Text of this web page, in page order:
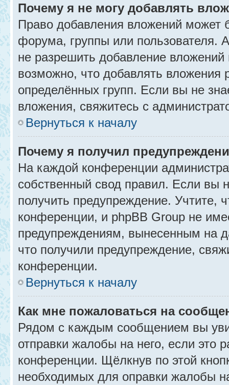
Почему я не могу добавлять
Право добавления вложений может
форума, группы или пользователя.
не разрешить добавление
возможно, что добавлять вложения
определённых групп. Если вы не
вложения, свяжитесь с
Вернуться к началу
Почему я получил
На каждой конференции
собственный свод правил. Если вы
получить предупреждение. Учтите,
конференции, и phpBB Group не
предупреждениям, вынесенным на
что получили предупреждение,
конференции.
Вернуться к началу
Как мне пожаловаться на
Рядом с каждым сообщением вы
отправки жалобы на него, если это
конференции. Щёлкнув по этой
необходимых для оправки жалобы